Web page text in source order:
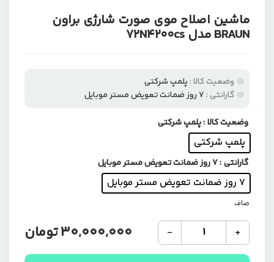
ماشین اصلاح موی صورت شارژی براون
BRAUN مدل 72N4200cs
وضعیت کالا : پلمپ شرکتی
گارانتی : ۷ روز ضمانت تعویض مستر موبایل
وضعیت کالا: پلمپ شرکتی
پلمپ شرکتی
گارانتی: ۷ روز ضمانت تعویض مستر موبایل
۷ روز ضمانت تعویض مستر موبایل
صاف
+
ماشین
اصلاح
موی
-
30,000,000تومان